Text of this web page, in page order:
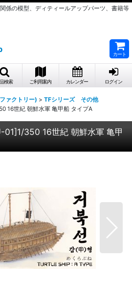
係の模型、ディティールアップパーツ、書籍等
カート
検索 ご利用案内 カレンダー ログイン
ァクトリー) > TFシリーズ その他
16世紀 朝鮮水軍 亀甲船 タイプA
01]1/350 16世紀 朝鮮水軍 亀甲